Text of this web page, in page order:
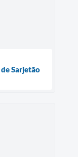
Sarjetão